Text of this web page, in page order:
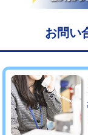
マス交換（深さ
マス交換（深さ
コンクリート斫
コンクリート斫
モルタル補修（
モルタル補修（厚
お問い